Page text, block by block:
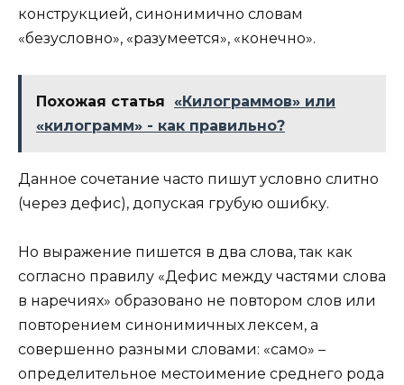
конструкцией, синонимично словам
«безусловно», «разумеется», «конечно».
Похожая статья
«Килограммов» или
«килограмм» - как правильно?
Данное сочетание часто пишут условно слитно
(через дефис), допуская грубую ошибку.
Но выражение пишется в два слова, так как
согласно правилу «Дефис между частями слова
в наречиях» образовано не повтором слов или
повторением синонимичных лексем, а
совершенно разными словами: «само» –
определительное местоимение среднего рода